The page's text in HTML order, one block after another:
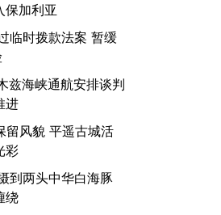
保加利亚
临时拨款法案 暂缓
兹海峡通航安排谈判
进
留风貌 平遥古城活
彩
到两头中华白海豚
绕